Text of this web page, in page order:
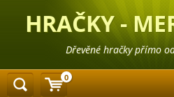
HRAČKY -
Dřevěné hračky přímo
0